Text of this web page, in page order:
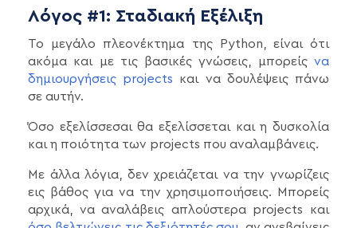
Λόγος #1: Σταδιακή Εξέλιξη
Το μεγάλο πλεονέκτημα της Python, είναι ότι
ακόμα και με τις βασικές γνώσεις, μπορείς να
δημιουργήσεις projects και να δουλέψεις πάνω
σε αυτήν.
Όσο εξελίσσεσαι θα εξελίσσεται και η δυσκολία
και η ποιότητα των projects που αναλαμβάνεις.
Με άλλα λόγια, δεν χρειάζεται να την γνωρίζεις
εις βάθος για να την χρησιμοποιήσεις. Μπορείς
αρχικά, να αναλάβεις απλούστερα prοjects και